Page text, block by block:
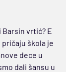
vrtić? E
škola je
dece u
dali šansu u